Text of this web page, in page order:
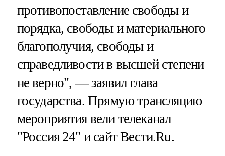
противопоставление свободы и
порядка, свободы и материального
благополучия, свободы и
справедливости в высшей степени
не верно", — заявил глава
государства. Прямую трансляцию
мероприятия вели телеканал
"Россия 24" и сайт Вести.Ru.